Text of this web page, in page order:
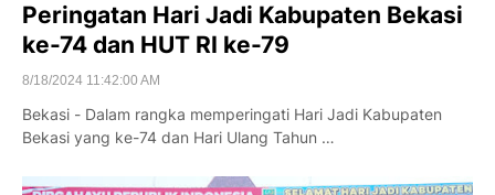
Peringatan Hari Jadi Kabupaten Bekasi
ke-74 dan HUT RI ke-79
8/18/2024 11:42:00 AM
Bekasi - Dalam rangka memperingati Hari Jadi Kabupaten
Bekasi yang ke-74 dan Hari Ulang Tahun …